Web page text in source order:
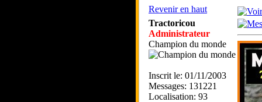
Revenir en haut
Tractoricou
Administrateur
Champion du monde
Inscrit le: 01/11/2003
Messages: 131221
Localisation: 93